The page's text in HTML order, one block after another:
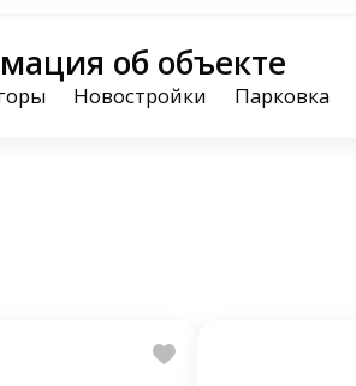
об объекте
Новостройки Парковка